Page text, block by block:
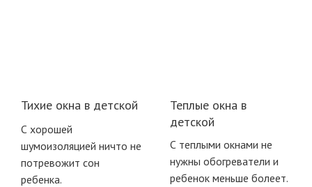
Тихие окна в детской
С хорошей
шумоизоляцией ничто не
потревожит сон
ребенка.
Теплые окна в
детской
С теплыми окнами не
нужны обогреватели и
ребенок меньше болеет.